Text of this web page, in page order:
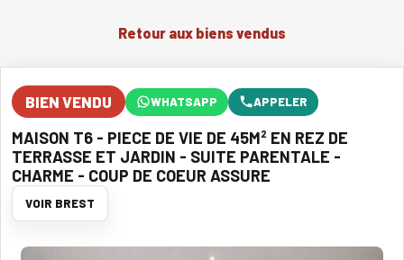
Retour aux biens vendus
BIEN VENDU WHATSAPP APPELER
MAISON T6 - PIECE DE VIE DE 45M² EN REZ DE
TERRASSE ET JARDIN - SUITE PARENTALE -
CHARME - COUP DE COEUR ASSURE
VOIR BREST